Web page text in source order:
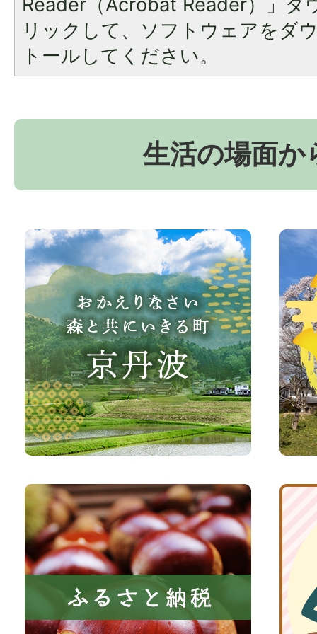
リックして、ソフトウェアをダ
トールしてください。
生活の場面か
お
か
え
り
な
さ
い、
森
共
に
い
き
京
波
町
観
光
サ
イ
ふ
る
さ
と
京
波
子
育